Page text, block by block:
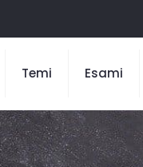
Temi Esami